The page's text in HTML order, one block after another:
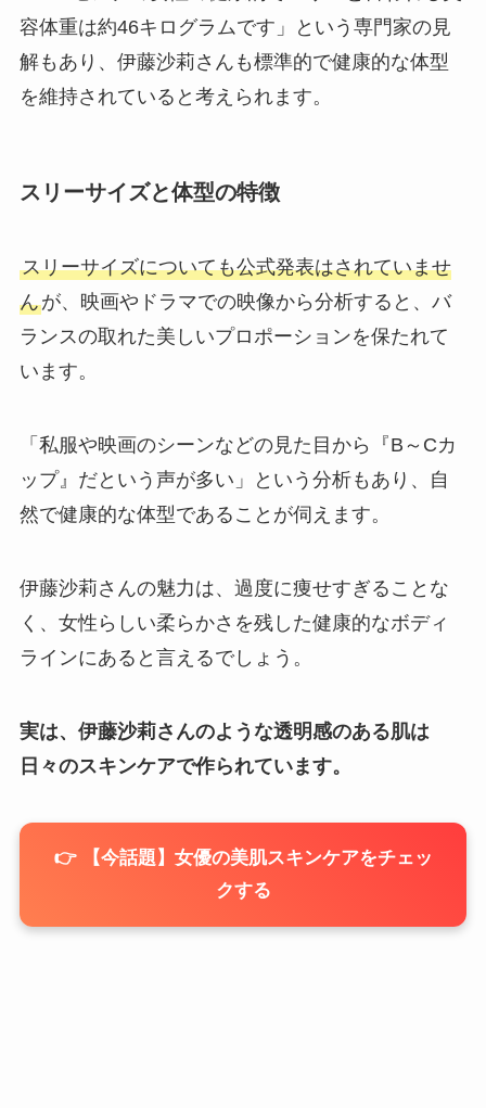
容体重は約46キログラムです」という専門家の見
解もあり、伊藤沙莉さんも標準的で健康的な体型
を維持されていると考えられます。
スリーサイズと体型の特徴
スリーサイズについても公式発表はされていませ
んが、映画やドラマでの映像から分析すると、バ
ランスの取れた美しいプロポーションを保たれて
います。
「私服や映画のシーンなどの見た目から『B～Cカ
ップ』だという声が多い」という分析もあり、自
然で健康的な体型であることが伺えます。
伊藤沙莉さんの魅力は、過度に痩せすぎることな
く、女性らしい柔らかさを残した健康的なボディ
ラインにあると言えるでしょう。
実は、伊藤沙莉さんのような透明感のある肌は
日々のスキンケアで作られています。
👉 【今話題】女優の美肌スキンケアをチェッ
クする